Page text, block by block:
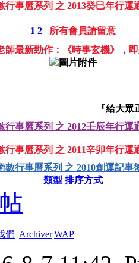
行事曆系列 之 2013癸巳年行運
1 2
所有會員請留意
師最新勁作：《時事玄機》，
『給大
行事曆系列 之 2012壬辰年行運
行事曆系列 之 2011辛卯年行運
數行事曆系列 之 2010創運記事
類型 排序方式
們 |Archiver|WAP